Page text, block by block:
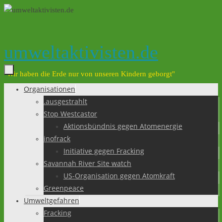
Zum
umweltaktivisten.de
"Wir haben die Erde nur von unseren Kindern geborgt"
Zum
Organisationen
.ausgestrahlt
Stop Westcastor
Aktionsbündnis gegen Atomenergie
inofrack
Initiative gegen Fracking
Savannah River Site watch
US-Organisation gegen Atomkraft
Greenpeace
Umweltgefahren
Fracking